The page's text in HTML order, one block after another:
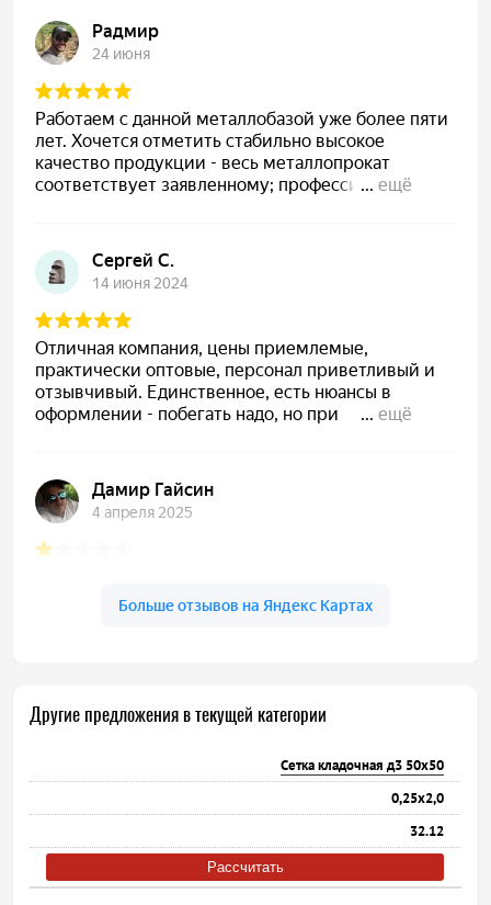
Другие предложения в текущей категории
Сетка кладочная д3 50х50
0,25х2,0
32.12
Рассчитать